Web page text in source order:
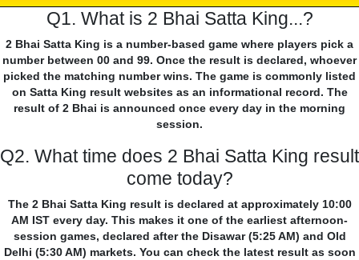
Q1. What is 2 Bhai Satta King...?
2 Bhai Satta King is a number-based game where players pick a
number between 00 and 99. Once the result is declared, whoever
picked the matching number wins. The game is commonly listed
on Satta King result websites as an informational record. The
result of 2 Bhai is announced once every day in the morning
session.
Q2. What time does 2 Bhai Satta King result
come today?
The 2 Bhai Satta King result is declared at approximately 10:00
AM IST every day. This makes it one of the earliest afternoon-
session games, declared after the Disawar (5:25 AM) and Old
Delhi (5:30 AM) markets. You can check the latest result as soon